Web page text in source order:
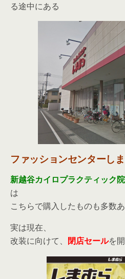
る途中にある
ファッションセンターし
新越谷カイロプラクティック院
は
こちらで購入したものも多数
実は現在、
改装に向けて、 閉店セールを